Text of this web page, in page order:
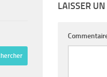
LAISSER